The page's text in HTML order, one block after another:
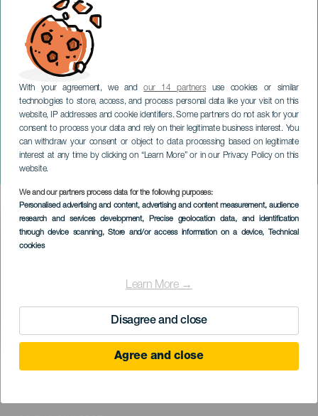
With your agreement, we andour 14 partnersuse cookies or similar
technologies to store, access, and process personal data like your visit on this
website, IP addresses and cookie identifiers. Some partners do not ask for your
consent to process your data and rely on their legitimate business interest. You
can withdraw your consent or object to data processing based on legitimate
interest at any time by clicking on “Learn More” or in our Privacy Policy on this
website.
We and our partners process data for the following purposes:
Personalised advertising and content, advertising and content measurement, audience
research and services development, Precise geolocation data, and identification
through device scanning, Store and/or access information on a device, Technical
cookies
Learn More →
Disagree and close
Agree and close
Fred Blin: Abbiamo
sempre ragione?
TENERIFE
Imagen
Listado